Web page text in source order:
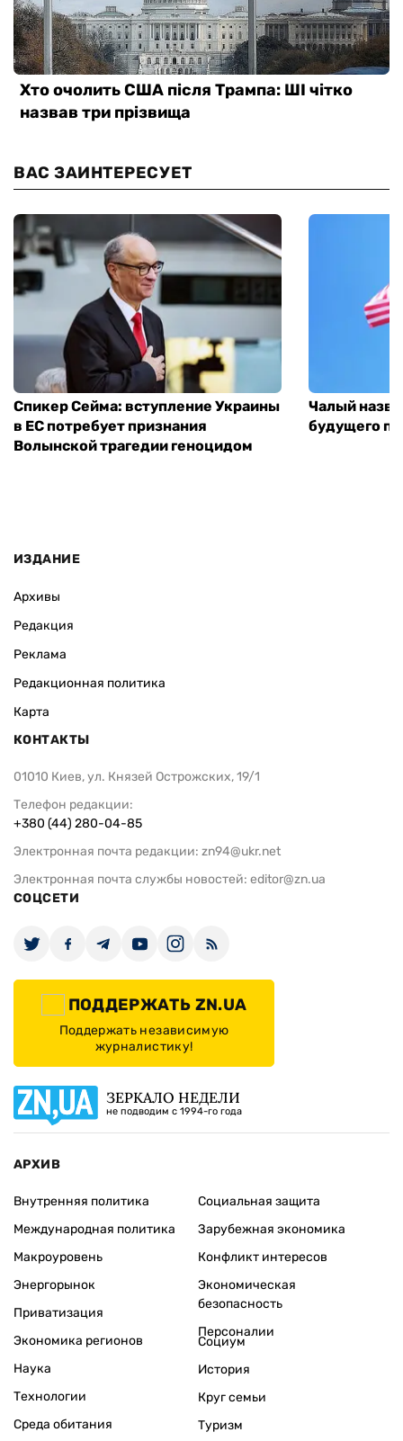
ВАС ЗАИНТЕРЕСУЕТ
Спикер Сейма: вступление Украины
в ЕС потребует признания
Волынской трагедии геноцидом
Чалый
будущего
ИЗДАНИЕ
Архивы
Редакция
Реклама
Редакционная политика
Карта
КОНТАКТЫ
01010 Киев, ул. Князей Острожских, 19/1
Телефон редакции:
+380 (44) 280-04-85
Электронная почта редакции: zn94@ukr.net
Электронная почта службы новостей: editor@zn.ua
СОЦСЕТИ
ПОДДЕРЖАТЬ ZN.UA
Поддержать независимую
журналистику!
ЗЕРКАЛО НЕДЕЛИ
не подводим с 1994-го года
АРХИВ
Внутренняя политика
Международная политика
Макроуровень
Энергорынок
Приватизация
Экономика регионов
Социальная защита
Зарубежная экономика
Конфликт интересов
Экономическая
безопасность
Персоналии
Наука
Технологии
Среда обитания
Социум
История
Круг семьи
Туризм